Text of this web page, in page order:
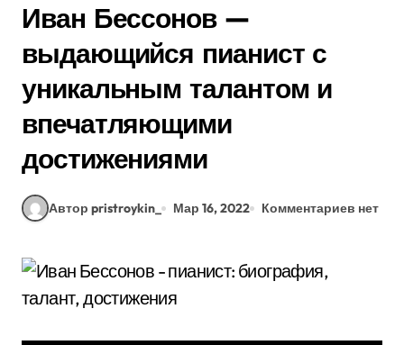
Иван Бессонов —
выдающийся пианист с
уникальным талантом и
впечатляющими
достижениями
Автор pristroykin_ Мар 16, 2022 Комментариев нет